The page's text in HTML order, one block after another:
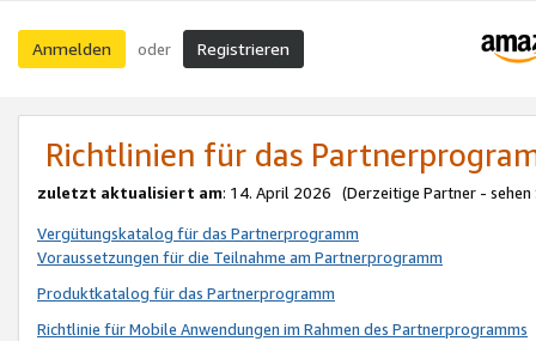
Anmelden oder Registrieren
Richtlinien für das
zuletzt aktualisiert am: 14. April 2026 (Derzeitige Partner - sehen
Vergütungskatalog für das Partnerprogramm
Voraussetzungen für die Teilnahme am Partnerprogramm
Produktkatalog für das Partnerprogramm
Richtlinie für Mobile Anwendungen im Rahmen des Partnerprogramms